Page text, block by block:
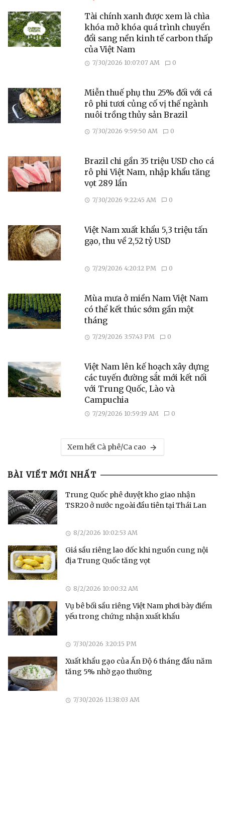
Tài chính xanh được xem là chìa
khóa mở khóa quá trình chuyển
đổi sang nền kinh tế carbon thấp
của Việt Nam
7/30/2026 10:07:07 AM 0
Miễn thuế phụ thu 25% đối với cá
rô phi tươi củng cố vị thế ngành
nuôi trồng thủy sản Brazil
7/30/2026 9:59:50 AM 0
Brazil chi gần 35 triệu USD cho cá
rô phi Việt Nam, nhập khẩu tăng
vọt 289 lần
7/30/2026 9:22:45 AM 0
Việt Nam xuất khẩu 5,3 triệu tấn
gạo, thu về 2,52 tỷ USD
7/29/2026 4:20:12 PM 0
Mùa mưa ở miền Nam Việt Nam
có thể kết thúc sớm gần một
tháng
7/29/2026 3:57:43 PM 0
Việt Nam lên kế hoạch xây dựng
các tuyến đường sắt mới kết nối
với Trung Quốc, Lào và
Campuchia
7/29/2026 10:59:19 AM 0
Xem hết Cà phê/Ca cao
BÀI VIẾT MỚI NHẤT
Trung Quốc phê duyệt kho giao nhận
TSR20 ở nước ngoài đầu tiên tại Thái Lan
8/2/2026 10:02:53 AM
Giá sầu riêng lao dốc khi nguồn cung nội
địa Trung Quốc tăng vọt
8/2/2026 10:00:32 AM
Vụ bê bối sầu riêng Việt Nam phơi bày điểm
yếu trong chứng nhận xuất khẩu
7/30/2026 3:20:15 PM
Xuất khẩu gạo của Ấn Độ 6 tháng đầu năm
tăng 5% nhờ gạo thường
7/30/2026 11:38:03 AM